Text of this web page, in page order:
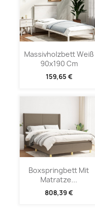
Massivholzbett Weiß
90x190 Cm
159,65 €
Boxspringbett Mit
Matratze...
808,39 €